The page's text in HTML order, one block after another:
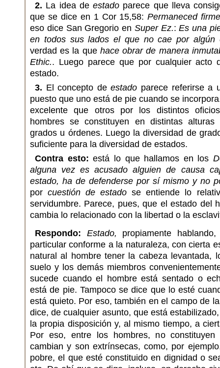
2. La idea deestado parece que lleva
que se dice en 1 Cor 15,58:Permaneced
eso dice San Gregorio en Super Ez.:Es una
en todos sus lados el que no cae por algún
verdad es la que hace obrar de manera
Ethic.. Luego parece que por cualquier acto
estado.
3. El concepto deestado parece referirse a
puesto que uno está de pie cuando se
excelente que otros por los distintos
hombres se constituyen en distintas
grados u órdenes. Luego la diversidad de
suficiente para la diversidad de estados.
Contra esto: está lo que hallamos en los
alguna vez es acusado alguien de causa
estado, ha de defenderse por sí mismo y no
porcuestión de estado se entiende lo
servidumbre. Parece, pues, que el estado del
cambia lo relacionado con la libertad o la
Respondo:
Estado, propiamente
particular conforme a la naturaleza, con cierta
natural al hombre tener la cabeza levantada,
suelo y los demás miembros
sucede cuando el hombre está sentado o
está de pie. Tampoco se dice que lo esté
está quieto. Por eso, también en el campo de
dice, de cualquier asunto, que está
la propia disposición y, al mismo tiempo, a
Por eso, entre los hombres, no
cambian y son extrínsecas, como, por
pobre, el que esté constituido en dignidad o